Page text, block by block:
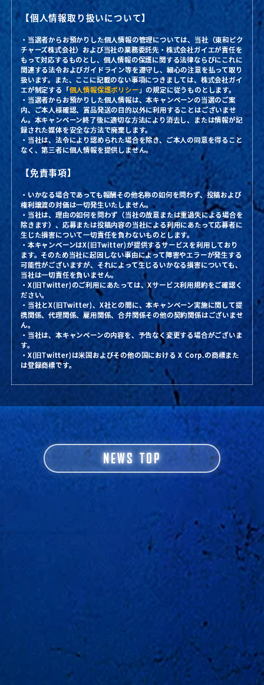
【個人情報取り扱いについて】
・当選者からお預かりした個人情報の管理については、当社（東和ピク
チャーズ株式会社）および当社の業務委託先・株式会社ガイエが責任を
もって対応するものとし、個人情報の保護に関する法律ならびにこれに
関連する法令およびガイドライン等を遵守し、細心の注意を払って取り
扱います。また、ここに記載のない事項につきましては、株式会社ガイ
エが制定する「個人情報保護ポリシー」の規定に従うものとします。
・当選者からお預かりした個人情報は、本キャンペーンの当選のご案
内、ご本人様確認、賞品発送の目的以外に利用することはございませ
ん。本キャンペーン終了後に適切な方法により消去し、または情報が記
録された媒体を安全な方法で廃棄します。
・当社は、法令により認められた場合を除き、ご本人の同意を得ること
なく、第三者に個人情報を提供しません。
【免責事項】
・いかなる場合であっても報酬その他名称の如何を問わず、投稿および
権利譲渡の対価は一切発生いたしません。
・当社は、理由の如何を問わず（当社の故意または重過失による場合を
除きます）、応募または投稿内容の当社による利用にあたって応募者に
生じた損害について一切責任を負わないものとします。
・本キャンペーンはX(旧Twitter)が提供するサービスを利用しており
ます。そのため当社に起因しない事由によって障害やエラーが発生する
可能性がございますが、それによって生じるいかなる損害についても、
当社は一切責任を負いません。
・X(旧Twitter)のご利用にあたっては、Xサービス利用規約をご確認く
ださい。
・当社とX(旧Twitter)、X社との間に、本キャンペーン実施に関して提
携関係、代理関係、雇用関係、合弁関係その他の契約関係はございませ
ん。
・当社は、本キャンペーンの内容を、予告なく変更する場合がございま
す。
・X(旧Twitter)は米国およびその他の国における X Corp.の商標また
は登録商標です。
NEWS TOP